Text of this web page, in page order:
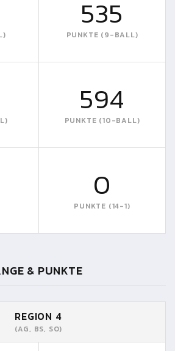
535
PUNKTE (9-BALL)
594
PUNKTE (10-BALL)
0
PUNKTE (14-1)
& PUNKTE
REGION 4
(AG, BS, SO)